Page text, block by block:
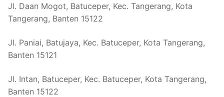
Jl. Daan Mogot, Batuceper, Kec. Tangerang, Kota
Tangerang, Banten 15122
Jl. Paniai, Batujaya, Kec. Batuceper, Kota Tangerang,
Banten 15121
Jl. Intan, Batuceper, Kec. Batuceper, Kota Tangerang,
Banten 15122